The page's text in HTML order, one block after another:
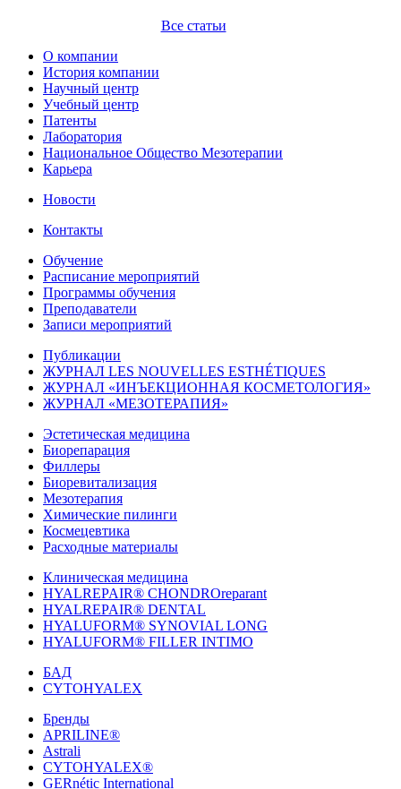
Все статьи
О компании
История компании
Научный центр
Учебный центр
Патенты
Лаборатория
Национальное Общество Мезотерапии
Карьера
Новости
Контакты
Обучение
Расписание мероприятий
Программы обучения
Преподаватели
Записи мероприятий
Публикации
ЖУРНАЛ LES NOUVELLES ESTHÉTIQUES
ЖУРНАЛ «ИНЪЕКЦИОННАЯ КОСМЕТОЛОГИЯ»
ЖУРНАЛ «МЕЗОТЕРАПИЯ»
Эстетическая медицина
Биорепарация
Филлеры
Биоревитализация
Мезотерапия
Химические пилинги
Космецевтика
Расходные материалы
Клиническая медицина
HYALREPAIR® CHONDROreparant
HYALREPAIR® DENTAL
HYALUFORM® SYNOVIAL LONG
HYALUFORM® FILLER INTIMO
БАД
CYTOHYALEX
Бренды
APRILINE®
Astrali
CYTOHYALEX®
GERnétic International